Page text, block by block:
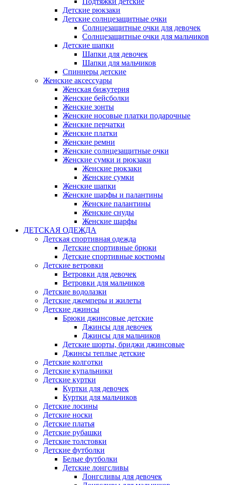
Детские рюкзаки
Детские солнцезащитные очки
Солнцезащитные очки для девочек
Солнцезащитные очки для мальчиков
Детские шапки
Шапки для девочек
Шапки для мальчиков
Спиннеры детские
Женские аксессуары
Женская бижутерия
Женские бейсболки
Женские зонты
Женские носовые платки подарочные
Женские перчатки
Женские платки
Женские ремни
Женские солнцезащитные очки
Женские сумки и рюкзаки
Женские рюкзаки
Женские сумки
Женские шапки
Женские шарфы и палантины
Женские палантины
Женские снуды
Женские шарфы
ДЕТСКАЯ ОДЕЖДА
Детская спортивная одежда
Детские спортивные брюки
Детские спортивные костюмы
Детские ветровки
Ветровки для девочек
Ветровки для мальчиков
Детские водолазки
Детские джемперы и жилеты
Детские джинсы
Брюки джинсовые детские
Джинсы для девочек
Джинсы для мальчиков
Детские шорты, бриджи джинсовые
Джинсы теплые детские
Детские колготки
Детские купальники
Детские куртки
Куртки для девочек
Куртки для мальчиков
Детские лосины
Детские носки
Детские платья
Детские рубашки
Детские толстовки
Детские футболки
Белые футболки
Детские лонгсливы
Лонгсливы для девочек